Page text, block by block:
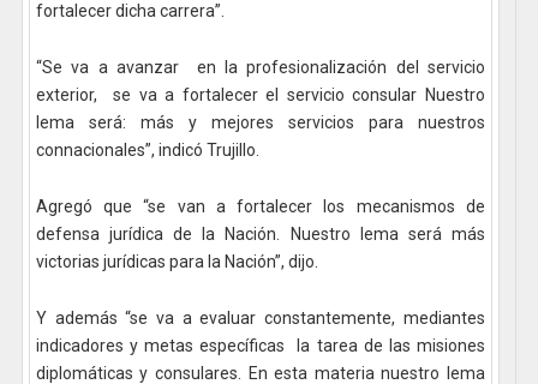
fortalecer dicha carrera”.
“Se va a avanzar en la profesionalización del servicio
exterior, se va a fortalecer el servicio consular Nuestro
lema será: más y mejores servicios para nuestros
connacionales”, indicó Trujillo.
Agregó que “se van a fortalecer los mecanismos de
defensa jurídica de la Nación. Nuestro lema será más
victorias jurídicas para la Nación”, dijo.
Y además “se va a evaluar constantemente, mediantes
indicadores y metas específicas la tarea de las misiones
diplomáticas y consulares. En esta materia nuestro lema